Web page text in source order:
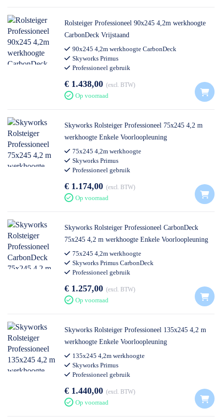
Rolsteiger Professioneel 90x245 4,2m werkhoogte
CarbonDeck Vrijstaand
90x245 4,2m werkhoogte CarbonDeck
Skyworks Primus
Professioneel gebruik
€ 1.438,00 excl. BTW
Op voorraad
Skyworks Rolsteiger Professioneel 75x245 4,2 m
werkhoogte Enkele Voorloopleuning
75x245 4,2m werkhoogte
Skyworks Primus
Professioneel gebruik
€ 1.174,00 excl. BTW
Op voorraad
Skyworks Rolsteiger Professioneel CarbonDeck
75x245 4,2 m werkhoogte Enkele Voorloopleuning
75x245 4,2m werkhoogte
Skyworks Primus CarbonDeck
Professioneel gebruik
€ 1.257,00 excl. BTW
Op voorraad
Skyworks Rolsteiger Professioneel 135x245 4,2 m
werkhoogte Enkele Voorloopleuning
135x245 4,2m werkhoogte
Skyworks Primus
Professioneel gebruik
€ 1.440,00 excl. BTW
Op voorraad